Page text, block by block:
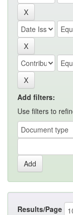
Add filters:
Use filters to
Results/Page